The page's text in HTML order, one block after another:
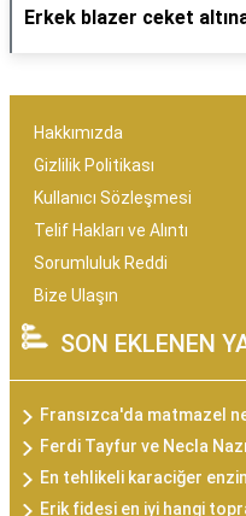
Erkek blazer ceket
Hakkımızda
Gizlilik Politikası
Kullanıcı Sözleşmesi
Telif Hakları ve Alıntı
Sorumluluk Reddi
Bize Ulaşın
SON EKLENEN
Fransızca'da matmazel
Ferdi Tayfur ve Necla
En tehlikeli karaciğer
Erik fidesi en iyi hangi